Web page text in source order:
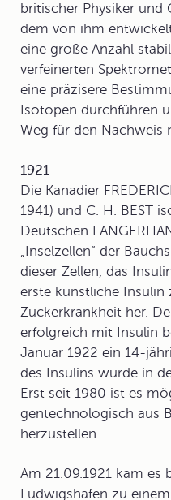
britischer Physiker und
dem von ihm
eine große Anzahl
verfeinerten
eine präzisere
Isotopen durchführen
Weg für den Nachweis
1921
Die Kanadier
1941) und C. H. BEST
Deutschen
„Inselzellen“ der
dieser Zellen, das
erste künstliche Insulin
Zuckerkrankheit her.
erfolgreich mit Insulin
Januar 1922 ein 14-
des Insulins wurde in
Erst seit 1980 ist es
gentechnologisch aus
herzustellen.
Am 21.09.1921 kam es
Ludwigshafen zu